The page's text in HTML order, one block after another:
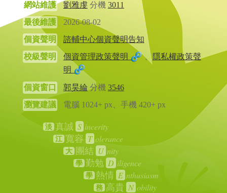
網站維護
劉雅虔分機 3011
最後維護
2026-08-02
個資聲明
諮輔中心個資聲明告知
校級聲明
個資管理政策聲明 、 隱私權政策聲
明
個資窗口 郭昊綸 分機 3546
瀏覽建議
電腦 1024+ px、手機 420+ px
淡 真誠 S incerity
江 寬容 T olerance
大 團結 U nity
學 勤勉 D iligence
學 熱情 E nthusiasm
務 高貴 N obility